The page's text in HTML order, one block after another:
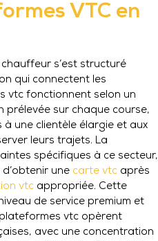
VTC en
s’est structuré
qui connectent les
vtc fonctionnent selon un
prélevée sur chaque course,
une clientèle élargie et aux
leurs trajets. La
spécifiques à ce secteur,
une carte vtc après
vtc appropriée. Cette
de service premium et
vtc opèrent
avec une concentration